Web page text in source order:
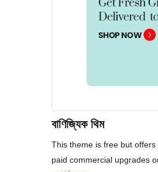
বাণিজ্যিক থিম
This theme is free but offers
paid commercial upgrades